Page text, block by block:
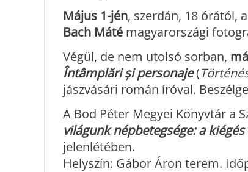
Május 1-jén, szerdán, 18 órától,
Bach Máté magyarországi
Végül, de nem utolsó sorban,
Întâmplări și personaje(
jászvásári román íróval.
A Bod Péter Megyei Könyvtár a
világunk népbetegsége: a kiégés
jelenlétében.
Helyszín: Gábor Áron terem.